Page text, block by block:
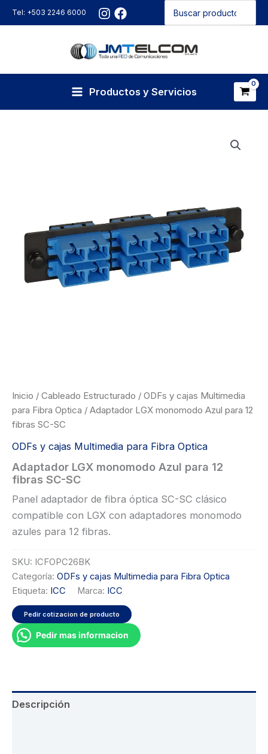
al
Tel: +503 2246 6000
por:
Productos y Servicios
Inicio / Cableado Estructurado / ODFs y cajas Multimedia
para Fibra Optica / Adaptador LGX monomodo Azul para 12
fibras SC-SC
ODFs y cajas Multimedia para Fibra Optica
Adaptador LGX monomodo Azul para 12
fibras SC-SC
Panel adaptador de fibra óptica SC-SC clásico
compatible con LGX con adaptadores monomodo
azules para 12 fibras.
SKU: ICFOPC26BK
Categoría: ODFs y cajas Multimedia para Fibra Optica
Etiqueta: ICC Marca: ICC
Pedir cotizacion de producto
Pedir mas informacion
Descripción